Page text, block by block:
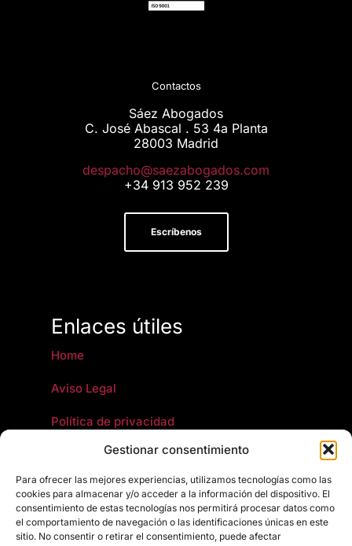
Gestionar consentimiento
Para ofrecer las mejores experiencias, utilizamos tecnologías como las
cookies para almacenar y/o acceder a la información del dispositivo. El
consentimiento de estas tecnologías nos permitirá procesar datos como
el comportamiento de navegación o las identificaciones únicas en este
sitio. No consentir o retirar el consentimiento, puede afectar
Contactos
Sáez Abogados
C. José Abascal . 53 4a Planta
28003 Madrid
moc.sodagobazeas@ohcapsed
+34 913 952 239
Escríbenos
Enlaces útiles
Home
Aviso Legal
Política de privacidad
Política de cookies
Artículos jurídicos y fiscales
Política de calidad